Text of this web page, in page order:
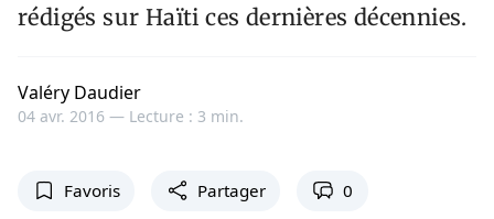
rédigés sur Haïti ces dernières décennies.
Valéry Daudier
04 avr. 2016 — Lecture : 3 min.
Favoris Partager 0